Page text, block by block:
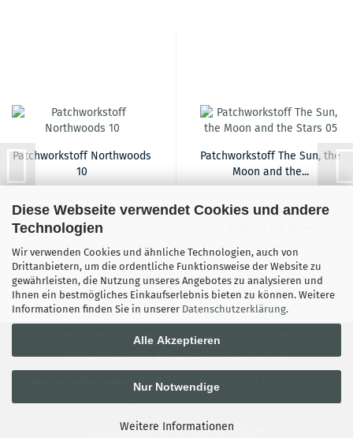
Diese Webseite verwendet Cookies und andere
Technologien
Wir verwenden Cookies und ähnliche Technologien, auch von
Drittanbietern, um die ordentliche Funktionsweise der Website zu
gewährleisten, die Nutzung unseres Angebotes zu analysieren und
Ihnen ein bestmögliches Einkaufserlebnis bieten zu können. Weitere
Informationen finden Sie in unserer Datenschutzerklärung.
Alle Akzeptieren
Nur Notwendige
Weitere Informationen
Patchworkstoff Northwoods
10
15,90 EUR
15,90 EUR pro Meter
Patchworkstoff The Sun, the
Moon and the...
19,90 EUR
Versand- & Zahlungsbedingungen
Widerrufsrecht & Muster-Widerrufsformular
AGB
Privatsphäre und Datenschutz
Cookie Einstellungen
Internetshopby Gambio.de © 2026